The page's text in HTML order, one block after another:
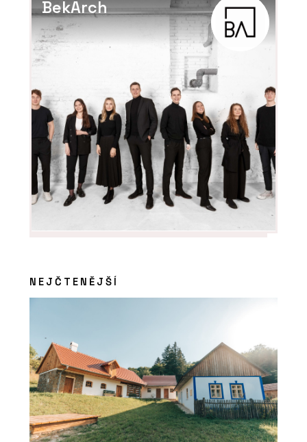
BekArch
NEJČTENĚJŠÍ